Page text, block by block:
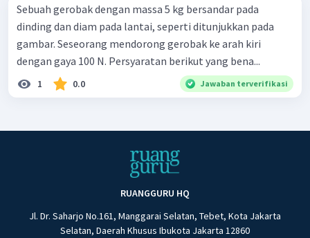
Sebuah gerobak dengan massa 5 kg bersandar pada
dinding dan diam pada lantai, seperti ditunjukkan pada
gambar. Seseorang mendorong gerobak ke arah kiri
dengan gaya 100 N. Persyaratan berikut yang bena...
1 0.0 Jawaban terverifikasi
RUANGGURU HQ
Jl. Dr. Saharjo No.161, Manggarai Selatan, Tebet, Kota Jakarta
Selatan, Daerah Khusus Ibukota Jakarta 12860